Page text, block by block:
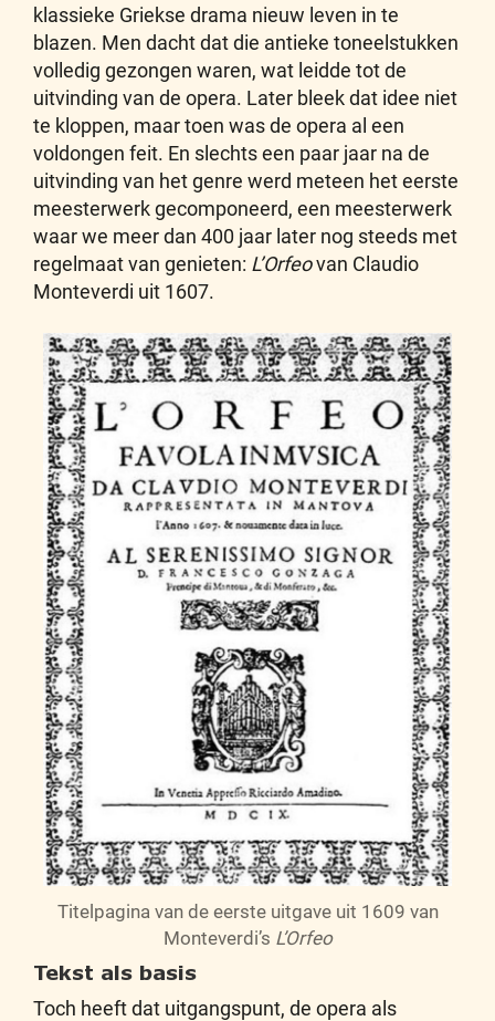
klassieke Griekse drama nieuw leven in te
blazen. Men dacht dat die antieke toneelstukken
volledig gezongen waren, wat leidde tot de
uitvinding van de opera. Later bleek dat idee niet
te kloppen, maar toen was de opera al een
voldongen feit. En slechts een paar jaar na de
uitvinding van het genre werd meteen het eerste
meesterwerk gecomponeerd, een meesterwerk
waar we meer dan 400 jaar later nog steeds met
regelmaat van genieten: L’Orfeovan Claudio
Monteverdi uit 1607.
Titelpagina van de eerste uitgave uit 1609 van
Monteverdi’s L’Orfeo
Tekst als basis
Toch heeft dat uitgangspunt, de opera als